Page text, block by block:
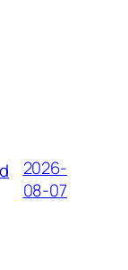
2026-
08-07